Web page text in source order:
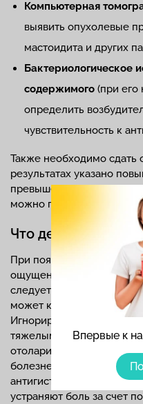
Впервые к
Компьютерная
выявить опухолевые
мастоидита и других
Бактериологическое
содержимого (при его
определить
чувствительность к
Также необходимо сдать
результатах указано
превышение нормы
можно говорить о
Что делать при
При появлении ноющих
ощущений,
следует откладывать
может компетентно
Игнорирование
тяжелым последствиям.
отоларинголога в тот же
болезненные признаки,
антигистаминное
устраняют боль за счет